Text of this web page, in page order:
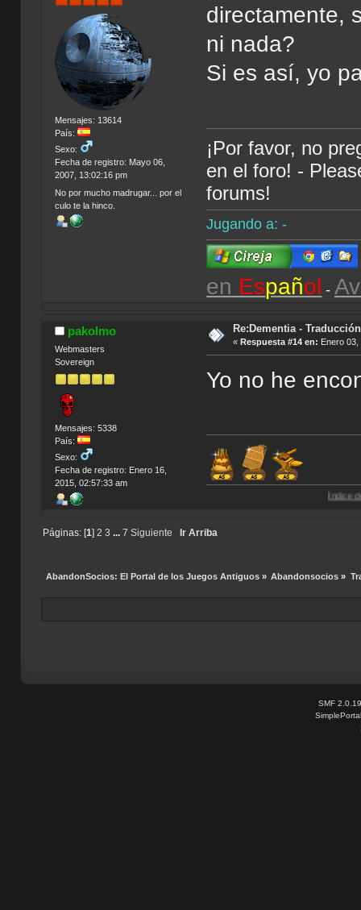
Mensajes: 13614
País:
Sexo:
Fecha de registro: Mayo 06,
2007, 13:02:16 pm
No por mucho madrugar... por el
culo te la hinco.
directamente,
ni nada?
Si es así, yo
¡Por favor, no
en el foro! -
forums!
Jugando a: -
en Español -
pakolmo
Webmasters
Sovereign
Mensajes: 5338
País:
Sexo:
Fecha de registro: Enero 16,
2015, 02:57:33 am
Re:Dementia -
« Respuesta #14 en: Enero
Yo no he
Índice de
Páginas: [1] 2 3 ... 7 Siguiente Ir Arriba
AbandonSocios: El Portal de los Juegos Antiguos» Abandonsocios »
SMF 2.0.19